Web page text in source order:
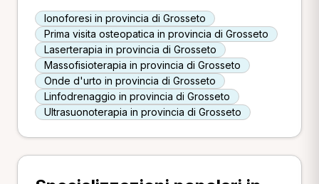
Ionoforesi in provincia di Grosseto
Prima visita osteopatica in provincia di Grosseto
Laserterapia in provincia di Grosseto
Massofisioterapia in provincia di Grosseto
Onde d'urto in provincia di Grosseto
Linfodrenaggio in provincia di Grosseto
Ultrasuonoterapia in provincia di Grosseto